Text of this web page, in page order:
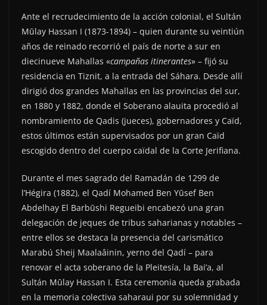
Ante el recrudecimiento de la acción colonial, el Sultán
Mūlay Hassan I (1873-1894) – quien durante su veintiún
años de reinado recorrió el país de norte a sur en
diecinueve Mahallas «campañas itinerantes» – fijó su
residencia en Tiznit, a la entrada del Sáhara. Desde allí
dirigió dos grandes Mahallas en las provincias del sur,
en 1880 y 1882, donde el Soberano alauita procedió al
nombramiento de Qadis (jueces), gobernadores y Caïd,
estos últimos están supervisados por un gran Caïd
escogido dentro del cuerpo caïdal de la Corte Jerifiana.
Durante el mes sagrado del Ramadán de 1299 de
l’Hégira (1882), el Qadí Mohamed Ben Yūsef Ben
Abdelhay El Barbūshi Regueibi encabezó una gran
delegación de jeques de tribus saharianas y notables –
entre ellos se destaca la presencia del carismático
Marabú Sheij Maalaâinin, yerno del Qadí – para
renovar el acta soberano de la Pleitesía, la Bai’a, al
Sultán Mūlay Hassan I. Esta ceremonia queda grabada
en la memoria colectiva saharaui por su solemnidad y